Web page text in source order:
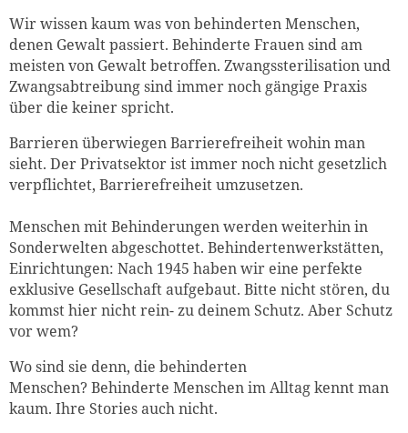
Wir wissen kaum was von behinderten Menschen,
denen Gewalt passiert. Behinderte Frauen sind am
meisten von Gewalt betroffen. Zwangssterilisation und
Zwangsabtreibung sind immer noch gängige Praxis
über die keiner spricht.
Barrieren überwiegen Barrierefreiheit wohin man
sieht. Der Privatsektor ist immer noch nicht gesetzlich
verpflichtet, Barrierefreiheit umzusetzen.
Menschen mit Behinderungen werden weiterhin in
Sonderwelten abgeschottet. Behindertenwerkstätten,
Einrichtungen: Nach 1945 haben wir eine perfekte
exklusive Gesellschaft aufgebaut. Bitte nicht stören, du
kommst hier nicht rein- zu deinem Schutz. Aber Schutz
vor wem?
Wo sind sie denn, die behinderten
Menschen? Behinderte Menschen im Alltag kennt man
kaum. Ihre Stories auch nicht.